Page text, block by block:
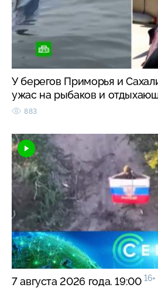
У берегов Приморья и
ужас на рыбаков и
883
7 августа 2026 года. 19:00 16+